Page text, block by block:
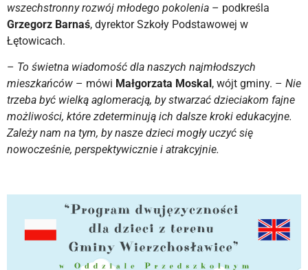
wszechstronny rozwój młodego pokolenia – podkreśla
Grzegorz Barnaś, dyrektor Szkoły Podstawowej w
Łętowicach.
– To świetna wiadomość dla naszych najmłodszych
mieszkańców – mówi Małgorzata Moskal, wójt gminy. – Nie
trzeba być wielką aglomeracją, by stwarzać dzieciakom fajne
możliwości, które zdeterminują ich dalsze kroki edukacyjne.
Zależy nam na tym, by nasze dzieci mogły uczyć się
nowocześnie, perspektywicznie i atrakcyjnie.